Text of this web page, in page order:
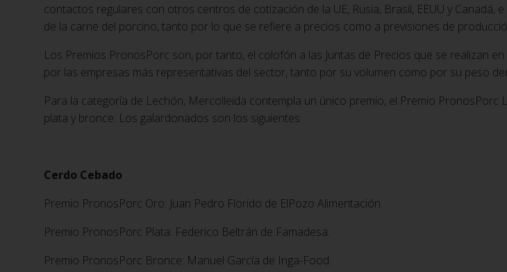
contactos regulares con otros centros de cotización de la UE, Rusia, Brasil, EEUU y
de la carne del porcino, tanto por lo que se refiere a precios como a previsiones de
Los Premios PronosPorc son, por tanto, el colofón a las Juntas de Precios que se realizan
por las empresas más representativas del sector, tanto por su volumen como por su peso
Para la categoría de Lechón, Mercolleida contempla un único premio, el Premio
plata y bronce. Los galardonados son los siguientes:
Cerdo Cebado
Premio PronosPorc Oro: Juan Pedro Florido de ElPozo Alimentación.
Premio PronosPorc Plata: Federico Beltrán de Famadesa.
Premio PronosPorc Bronce: Manuel García de Inga-Food.